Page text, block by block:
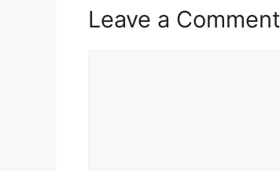
Leave a Comment